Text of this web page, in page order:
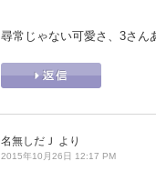
尋常じゃない可愛さ、3さん
名無しだＪ より
2015年10月26日 12:17 PM